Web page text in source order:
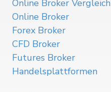
Online Broker Vergleich
Online Broker
Forex Broker
CFD Broker
Futures Broker
Handelsplattformen